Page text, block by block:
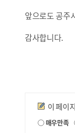
앞으로도 공주
감사합니다.
만족도조사
이 페이
매우만족